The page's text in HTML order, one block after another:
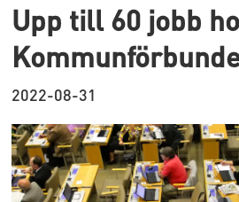
Upp till 60 jobb
2022-08-31